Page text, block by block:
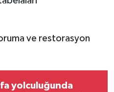
ve restorasyon
yolculuğunda